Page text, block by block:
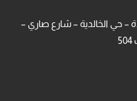
– حي الخالدية – شارع صاري –